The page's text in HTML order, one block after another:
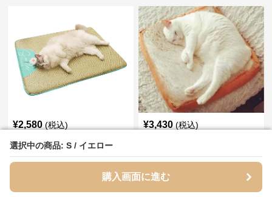
選択中の商品: S / イエロー
購入画面に進む
選択中の商品: S / イエロー
購入画面に進む
¥2,580 (税込)
ペットマット 夏用ひんやり爽快
い草編み猫ラグマット
¥3,430 (税込)